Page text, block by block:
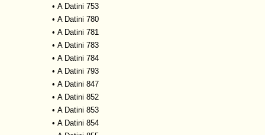
• A Datini 753
• A Datini 780
• A Datini 781
• A Datini 783
• A Datini 784
• A Datini 793
• A Datini 847
• A Datini 852
• A Datini 853
• A Datini 854